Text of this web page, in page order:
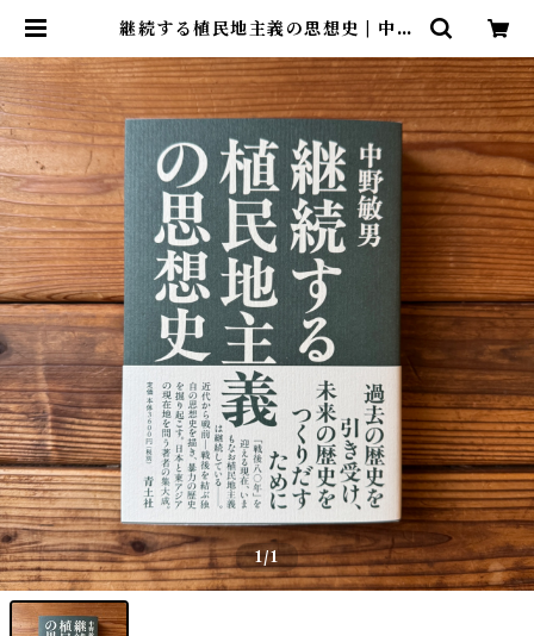
継続する植民地主義の思想史 | 中野
ンガ坂文庫
1/1